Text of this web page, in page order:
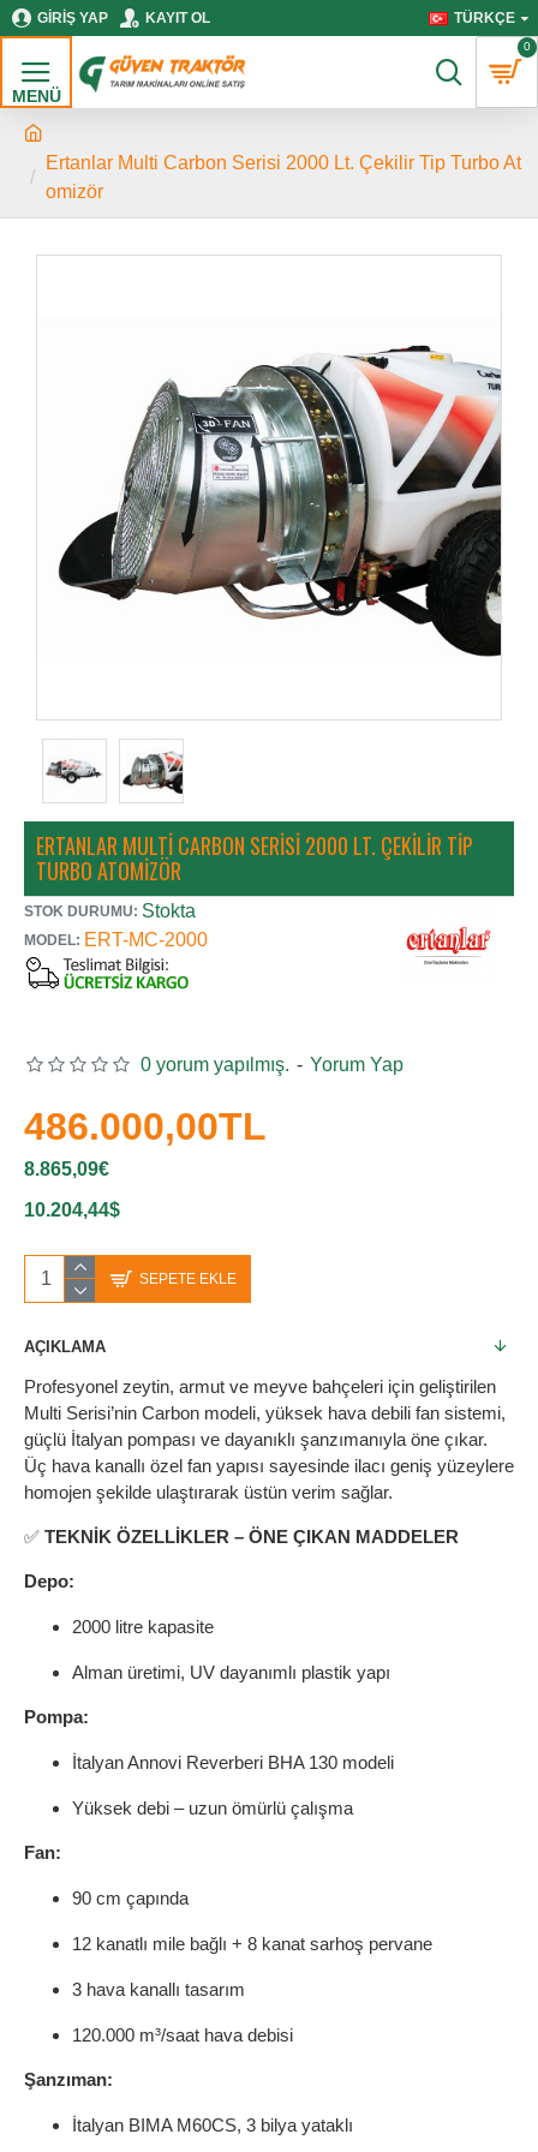
GIRIŞ YAP KAYIT OL TÜRKÇE
0
Ertanlar Multi Carbon Serisi 2000 Lt. Çekilir Tip Turbo At
omizör
ERTANLAR MULTI CARBON SERISI 2000 LT. ÇEKILIR TIP
TURBO ATOMIZÖR
STOK DURUMU: Stokta
MODEL: ERT-MC-2000
0 yorum yapılmış. - Yorum Yap
486.000,00TL
8.865,09€
10.204,44$
SEPETE EKLE
AÇIKLAMA
Profesyonel zeytin, armut ve meyve bahçeleri için geliştirilen
Multi Serisi’nin Carbon modeli, yüksek hava debili fan sistemi,
güçlü İtalyan pompası ve dayanıklı şanzımanıyla öne çıkar.
Üç hava kanallı özel fan yapısı sayesinde ilacı geniş yüzeylere
homojen şekilde ulaştırarak üstün verim sağlar.
✅ TEKNİK ÖZELLİKLER – ÖNE ÇIKAN MADDELER
Depo:
2000 litre kapasite
Alman üretimi, UV dayanımlı plastik yapı
Pompa:
İtalyan Annovi Reverberi BHA 130 modeli
Yüksek debi – uzun ömürlü çalışma
Fan:
90 cm çapında
12 kanatlı mile bağlı + 8 kanat sarhoş pervane
3 hava kanallı tasarım
120.000 m³/saat hava debisi
Şanzıman:
İtalyan BIMA M60CS, 3 bilya yataklı